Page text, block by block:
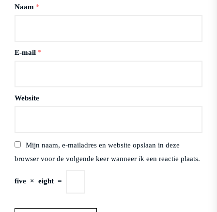
Naam *
E-mail *
Website
Mijn naam, e-mailadres en website opslaan in deze
browser voor de volgende keer wanneer ik een reactie plaats.
five × eight =